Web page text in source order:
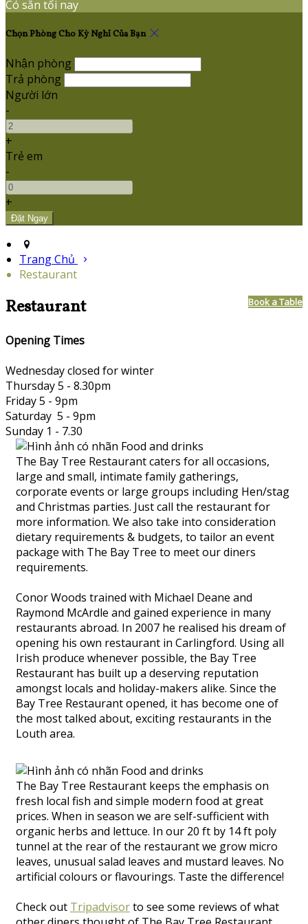
Có sẵn tối nay
Chọn Phòng Cho Kỳ Nghỉ Của Bạn
Nhận phòng
Trả phòng
Người lớn
-
+
Trẻ em
-
+
Trang Chủ
Restaurant
Restaurant Book a Table
Opening Times
Wednesday closed for winter
Thursday 5 - 8.30pm
Friday 5 - 9pm
Saturday 5 - 9pm
Sunday 1 - 7.30
The Bay Tree Restaurant caters for all occasions,
large and small, intimate family gatherings,
corporate events or large groups including Hen/stag
and Christmas parties. Just call the restaurant for
more information. We also take into consideration
dietary requirements & budgets, to tailor an event
package with The Bay Tree to meet our diners
requirements.
Conor Woods trained with Michael Deane and
Raymond McArdle and gained experience in many
restaurants abroad. In 2007 he realised his dream of
opening his own restaurant in Carlingford. Using all
Irish produce whenever possible, the Bay Tree
Restaurant has built up a deserving reputation
amongst locals and holiday-makers alike. Since the
Bay Tree Restaurant opened, it has become one of
the most talked about, exciting restaurants in the
Louth area.
The Bay Tree Restaurant keeps the emphasis on
fresh local fish and simple modern food at great
prices. When in season we are self-sufficient with
organic herbs and lettuce. In our 20 ft by 14 ft poly
tunnel at the rear of the restaurant we grow micro
leaves, unusual salad leaves and mustard leaves. No
artificial colours or flavourings. Taste the difference!
Check out Tripadvisorto see some reviews of what